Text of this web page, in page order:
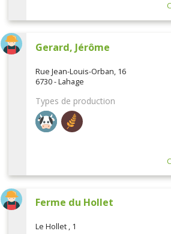
Gerard, Jérôme
Rue Jean-Louis-Orban, 16
6730 - Lahage
Types de production
Ferme du Hollet
Le Hollet , 1